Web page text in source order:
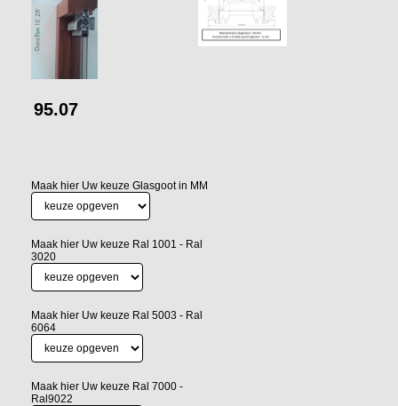
95.07
Maak hier Uw keuze Glasgoot in MM
Maak hier Uw keuze Ral 1001 - Ral
3020
Maak hier Uw keuze Ral 5003 - Ral
6064
Maak hier Uw keuze Ral 7000 -
Ral9022